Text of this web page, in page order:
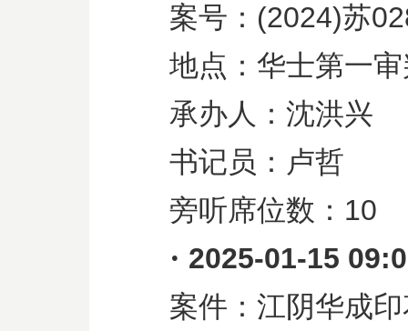
案号： (2024)苏
地点：华士第一
承办人：沈洪兴
书记员：卢哲
旁听席位数： 10
· 2025-01-15
案件：江阴华成